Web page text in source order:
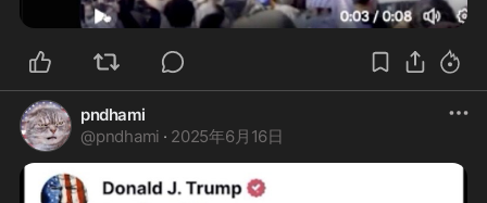
pndhami
@pndhami · 2025年6月16日